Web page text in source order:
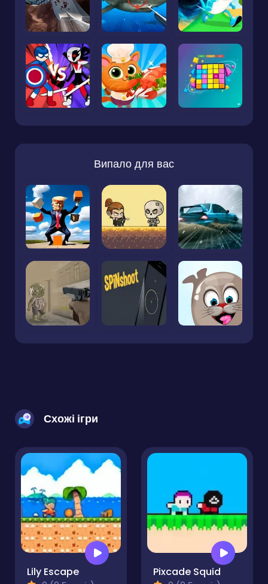
Випало для вас
Схожі ігри
Lily Escape Pixcade Squid